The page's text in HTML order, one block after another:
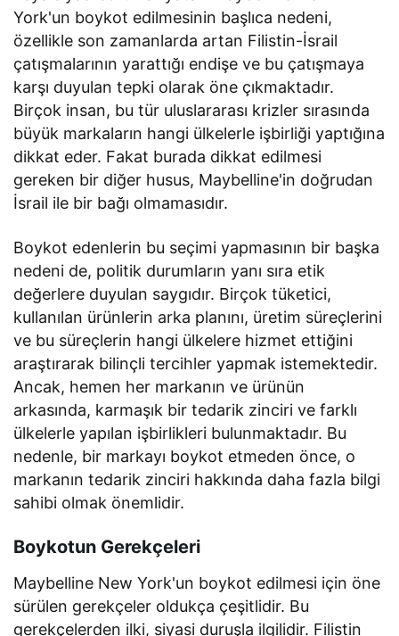
York'un boykot edilmesinin başlıca nedeni,
özellikle son zamanlarda artan Filistin-İsrail
çatışmalarının yarattığı endişe ve bu çatışmaya
karşı duyulan tepki olarak öne çıkmaktadır.
Birçok insan, bu tür uluslararası krizler sırasında
büyük markaların hangi ülkelerle işbirliği yaptığına
dikkat eder. Fakat burada dikkat edilmesi
gereken bir diğer husus, Maybelline'in doğrudan
İsrail ile bir bağı olmamasıdır.
Boykot edenlerin bu seçimi yapmasının bir başka
nedeni de, politik durumların yanı sıra etik
değerlere duyulan saygıdır. Birçok tüketici,
kullanılan ürünlerin arka planını, üretim süreçlerini
ve bu süreçlerin hangi ülkelere hizmet ettiğini
araştırarak bilinçli tercihler yapmak istemektedir.
Ancak, hemen her markanın ve ürünün
arkasında, karmaşık bir tedarik zinciri ve farklı
ülkelerle yapılan işbirlikleri bulunmaktadır. Bu
nedenle, bir markayı boykot etmeden önce, o
markanın tedarik zinciri hakkında daha fazla bilgi
sahibi olmak önemlidir.
Boykotun Gerekçeleri
Maybelline New York'un boykot edilmesi için öne
sürülen gerekçeler oldukça çeşitlidir. Bu
gerekçelerden ilki, siyasi duruşla ilgilidir. Filistin